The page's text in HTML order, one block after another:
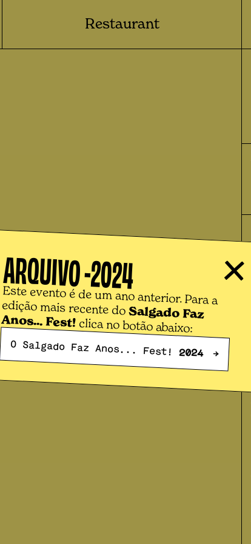
Restaurant
ARQUIVO -2024
Este evento é de um ano anterior. Para a
edição mais recente doSalgado Faz
Anos... Fest!clica no botão abaixo:
O Salgado Faz Anos... Fest! 2024 →